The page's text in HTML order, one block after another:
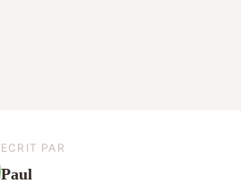
ECRIT PAR
Paul